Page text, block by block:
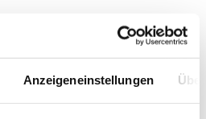
Anzeigeneinstellungen